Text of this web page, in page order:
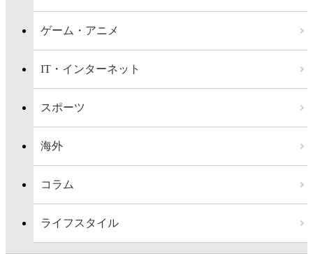
ゲーム・アニメ
IT・インターネット
スポーツ
海外
コラム
ライフスタイル